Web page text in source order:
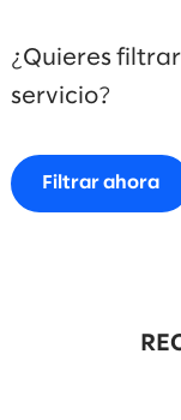
¿Quieres
servicio?
Filtrar ahora